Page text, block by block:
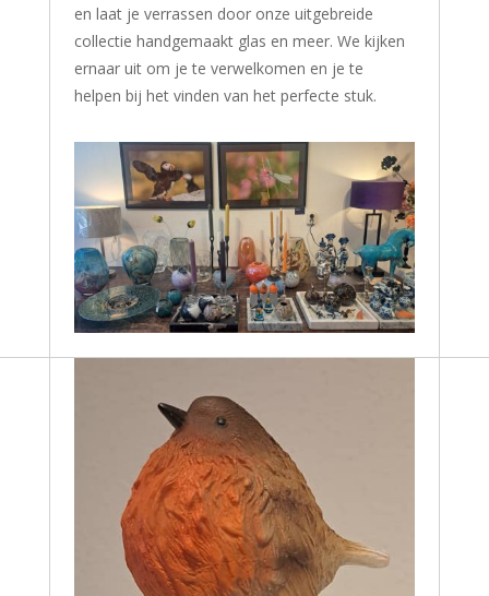
en laat je verrassen door onze uitgebreide
collectie handgemaakt glas en meer. We kijken
ernaar uit om je te verwelkomen en je te
helpen bij het vinden van het perfecte stuk.